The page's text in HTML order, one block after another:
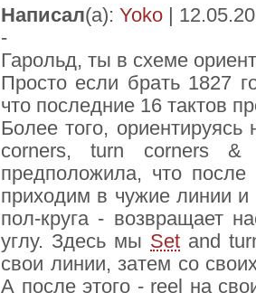
Написал(а): Yoko |
-
Гарольд, ты в схеме
Просто если брать 1827
что последние 16 тактов
Более того,
corners, turn corners
предположила, что
приходим в чужие линии и
пол-круга - возвращает
углу. Здесь мы Set and
свои линии, затем со
А после этого - reel на